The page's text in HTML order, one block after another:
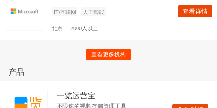
制造 人工智能
查看更多机构
产品
一览运营宝
不限速的视频存储管理工具